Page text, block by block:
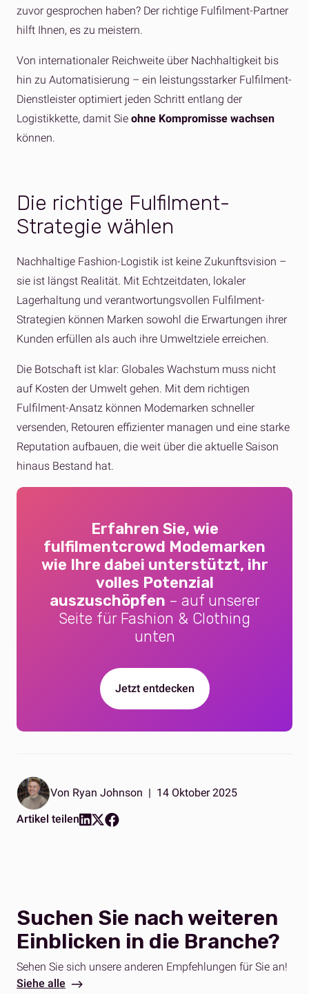
zuvor gesprochen haben? Der richtige Fulfilment-Partner
hilft Ihnen, es zu meistern.
Von internationaler Reichweite über Nachhaltigkeit bis
hin zu Automatisierung – ein leistungsstarker Fulfilment-
Dienstleister optimiert jeden Schritt entlang der
Logistikkette, damit Sie ohne Kompromisse wachsen
können.
Die richtige Fulfilment-
Strategie wählen
Nachhaltige Fashion-Logistik ist keine Zukunftsvision –
sie ist längst Realität. Mit Echtzeitdaten, lokaler
Lagerhaltung und verantwortungsvollen Fulfilment-
Strategien können Marken sowohl die Erwartungen ihrer
Kunden erfüllen als auch ihre Umweltziele erreichen.
Die Botschaft ist klar: Globales Wachstum muss nicht
auf Kosten der Umwelt gehen. Mit dem richtigen
Fulfilment-Ansatz können Modemarken schneller
versenden, Retouren effizienter managen und eine starke
Reputation aufbauen, die weit über die aktuelle Saison
hinaus Bestand hat.
Erfahren Sie, wie
fulfilmentcrowd Modemarken
wie Ihre dabei unterstützt, ihr
volles Potenzial
auszuschöpfen – auf unserer
Seite für Fashion & Clothing
unten
Jetzt entdecken
Von Ryan Johnson | 14 Oktober 2025
Artikel teilen
Suchen Sie nach weiteren
Einblicken in die Branche?
Sehen Sie sich unsere anderen Empfehlungen für Sie an!
Siehe alle